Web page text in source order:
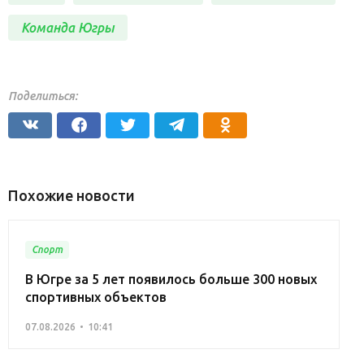
Команда Югры
Поделиться:
Похожие новости
Спорт
В Югре за 5 лет появилось больше 300 новых
спортивных объектов
07.08.2026 10:41